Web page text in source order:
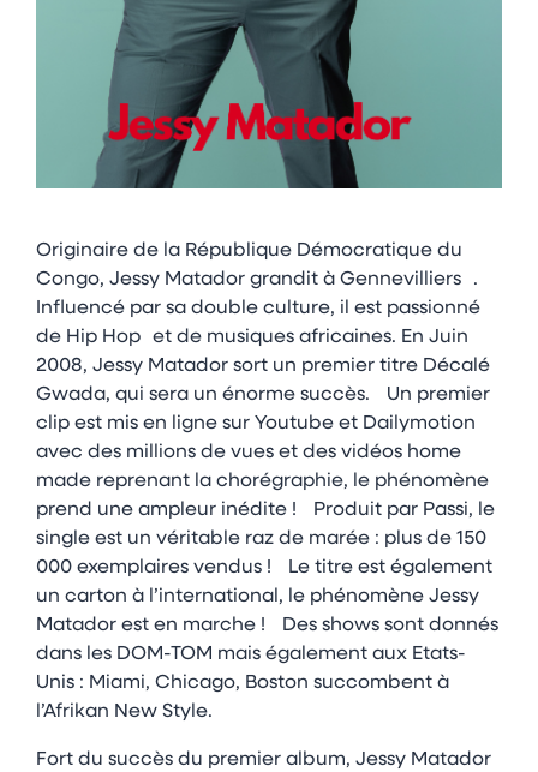
Originaire de la République Démocratique du
Congo, Jessy Matador grandit à Gennevilliers .
Influencé par sa double culture, il est passionné
de Hip Hop et de musiques africaines. En Juin
2008, Jessy Matador sort un premier titre Décalé
Gwada, qui sera un énorme succès. Un premier
clip est mis en ligne sur Youtube et Dailymotion
avec des millions de vues et des vidéos home
made reprenant la chorégraphie, le phénomène
prend une ampleur inédite ! Produit par Passi, le
single est un véritable raz de marée : plus de 150
000 exemplaires vendus ! Le titre est également
un carton à l’international, le phénomène Jessy
Matador est en marche ! Des shows sont donnés
dans les DOM-TOM mais également aux Etats-
Unis : Miami, Chicago, Boston succombent à
l’Afrikan New Style.
Fort du succès du premier album, Jessy Matador